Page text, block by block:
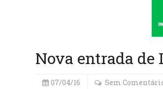
Nova entrada de
07/04/16 Sem